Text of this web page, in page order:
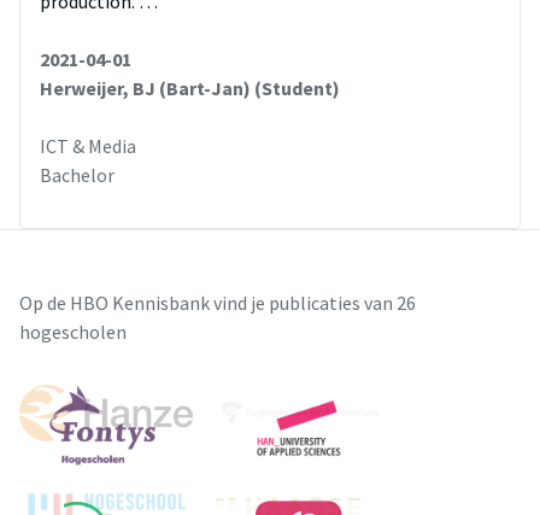
2021-04-01
Herweijer, BJ (Bart-Jan) (Student)
ICT & Media
Bachelor
Op de HBO Kennisbank vind je publicaties van 26
hogescholen